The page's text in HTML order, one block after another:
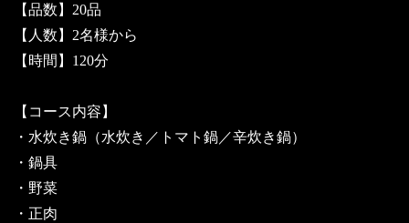
【品数】20品
【人数】2名様から
【時間】120分
【コース内容】
・水炊き鍋（水炊き／トマト鍋／辛炊き鍋）
・鍋具
・野菜
・正肉